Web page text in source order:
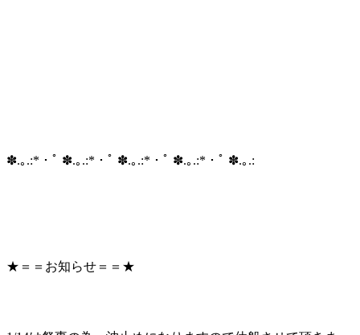
✽.｡.:*・ﾟ ✽.｡.:*・ﾟ ✽.｡.:*・ﾟ ✽.｡.:*・ﾟ ✽.｡.:
★＝＝お知らせ＝＝★